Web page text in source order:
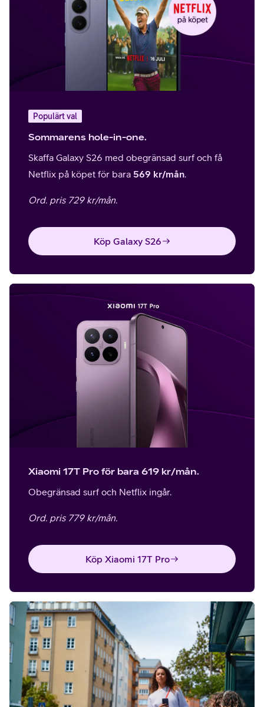
Populärt val
Sommarens hole-in-one.
Skaffa Galaxy S26 med obegränsad surf och få
Netflix på köpet för bara 569 kr/mån.
Ord. pris 729 kr/mån.
Köp Galaxy S26
Xiaomi 17T Pro för bara 619 kr/mån.
Obegränsad surf och Netflix ingår.
Ord. pris 779 kr/mån.
Köp Xiaomi 17T Pro